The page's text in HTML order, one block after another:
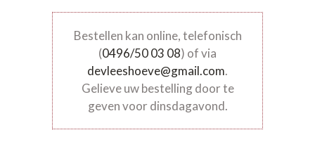
Bestellen kan online, telefonisch
(0496/50 03 08) of via
devleeshoeve@gmail.com.
Gelieve uw bestelling door te
geven voor dinsdagavond.